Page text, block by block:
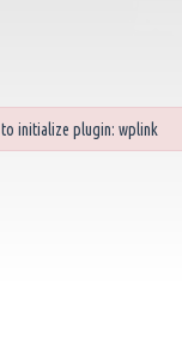
initialize plugin: wplink
initialize plugin: wplink